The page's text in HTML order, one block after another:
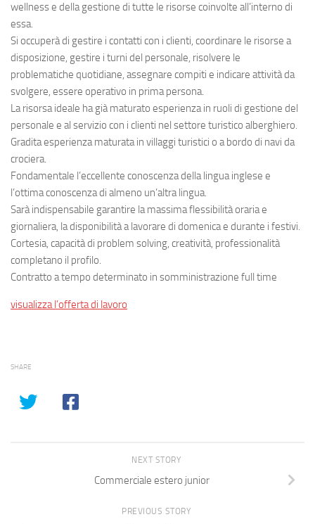
wellness e della gestione di tutte le risorse coinvolte all’interno di
essa.
Si occuperà di gestire i contatti con i clienti, coordinare le risorse a
disposizione, gestire i turni del personale, risolvere le
problematiche quotidiane, assegnare compiti e indicare attività da
svolgere, essere operativo in prima persona.
La risorsa ideale ha già maturato esperienza in ruoli di gestione del
personale e al servizio con i clienti nel settore turistico alberghiero.
Gradita esperienza maturata in villaggi turistici o a bordo di navi da
crociera.
Fondamentale l’eccellente conoscenza della lingua inglese e
l’ottima conoscenza di almeno un’altra lingua.
Sarà indispensabile garantire la massima flessibilità oraria e
giornaliera, la disponibilità a lavorare di domenica e durante i festivi.
Cortesia, capacità di problem solving, creatività, professionalità
completano il profilo.
Contratto a tempo determinato in somministrazione full time
visualizza l’offerta di lavoro
SHARE
NEXT STORY
Commerciale estero junior
PREVIOUS STORY